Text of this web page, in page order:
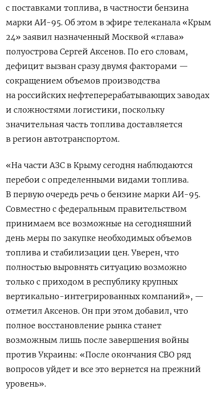
с поставками топлива, в частности бензина
марки АИ-95. Об этом в эфире телеканала «Крым
24» заявил назначенный Москвой «глава»
полуострова Сергей Аксенов. По его словам,
дефицит вызван сразу двумя факторами —
сокращением объемов производства
на российских нефтеперерабатывающих заводах
и сложностями логистики, поскольку
значительная часть топлива доставляется
в регион автотранспортом.
«На части АЗС в Крыму сегодня наблюдаются
перебои с определенными видами топлива.
В первую очередь речь о бензине марки АИ-95.
Совместно с федеральным правительством
принимаем все возможные на сегодняшний
день меры по закупке необходимых объемов
топлива и стабилизации цен. Уверен, что
полностью выровнять ситуацию возможно
только с приходом в республику крупных
вертикально-интегрированных компаний», —
отметил Аксенов. Он при этом добавил, что
полное восстановление рынка станет
возможным лишь после завершения войны
против Украины: «После окончания СВО ряд
вопросов уйдет и все это вернется на прежний
уровень».